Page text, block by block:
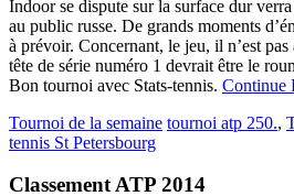
Indoor se dispute sur la surface dur
au public russe. De grands moments
à prévoir. Concernant, le jeu, il n’est
tête de série numéro 1 devrait être le
Bon tournoi avec Stats-tennis. Continue
Tournoi de la semaine tournoi atp 250.,
tennis St Petersbourg
Classement ATP 2014